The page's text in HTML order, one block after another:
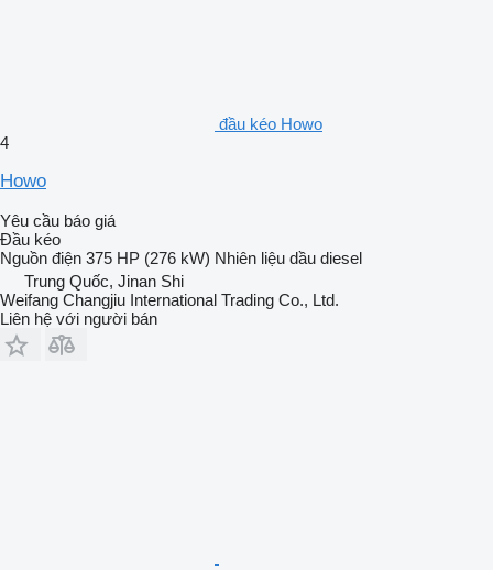
đầu kéo Howo
4
Howo
Yêu cầu báo giá
Đầu kéo
Nguồn điện 375 HP (276 kW) Nhiên liệu dầu diesel
Trung Quốc, Jinan Shi
Weifang Changjiu International Trading Co., Ltd.
Liên hệ với người bán